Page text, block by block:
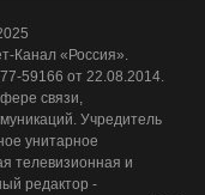
Канал «Россия».
59166 от 22.08.2014.
связи,
Учредитель
унитарное
телевизионная и
редактор -